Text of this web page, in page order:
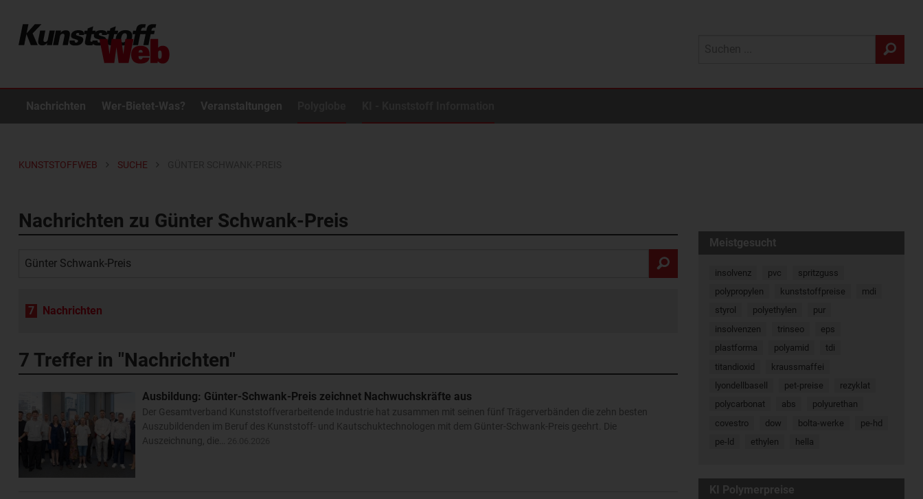
Nachrichten Wer-Bietet-Was? Veranstaltungen
KUNSTSTOFFWEB SUCHE
Nachrichten zu Günter Schwank-Preis
7 Nachrichten
7 Treffer in "Nachrichten"
Ausbildung: Günter-Schwank-Preis zeichnet Nachwuchskräfte aus
Der Gesamtverband Kunststoffverarbeitende Industrie hat zusammen mit seinen fünf Trägerverbänden die zehn besten
Auszubildenden im Beruf des Kunststoff- und Kautschuktechnologen mit dem Günter-Schwank-Preis geehrt. Die
Auszeichnung, die…
Meistgesucht
insolvenz pvc
spritzguss
polypropylen
kunststoffpreise
mdi
styrol
polyethylen
pur
insolvenzen
trinseo
eps
plastforma
polyamid
tdi
titandioxid
kraussmaffei
lyondellbasell
pet-preise
rezyklat
polycarbonat
abs
polyurethan
covestro
dow bolta-werke
pe-hd
pe-ld
ethylen hella
KI Polymerpreise